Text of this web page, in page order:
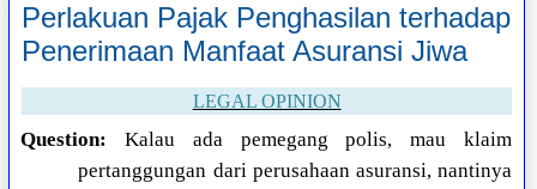
Perlakuan Pajak Penghasilan terhadap
Penerimaan Manfaat Asuransi Jiwa
LEGAL OPINION
Question:
Kalau ada pemegang polis, mau klaim
pertanggungan dari perusahaan asuransi, nantinya